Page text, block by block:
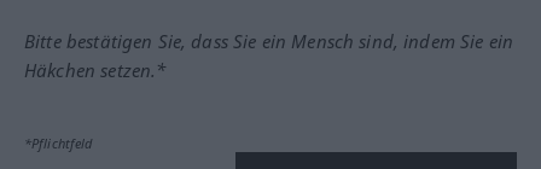
Bitte bestätigen Sie, dass Sie ein Mensch sind, indem Sie ein
Häkchen setzen.*
*Pflichtfeld